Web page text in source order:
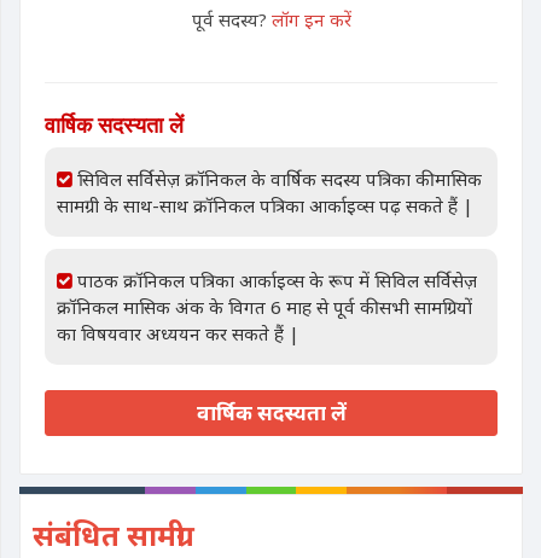
पूर्व सदस्य? लॉग इन करें
वार्षिक सदस्यता लें
सिविल सर्विसेज़ क्रॉनिकल के वार्षिक सदस्य पत्रिका की मासिक
सामग्री के साथ-साथ क्रॉनिकल पत्रिका आर्काइव्स पढ़ सकते हैं |
पाठक क्रॉनिकल पत्रिका आर्काइव्स के रूप में सिविल सर्विसेज़
क्रॉनिकल मासिक अंक के विगत 6 माह से पूर्व की सभी सामग्रियों
का विषयवार अध्ययन कर सकते हैं |
वार्षिक सदस्यता लें
संबंधित सामग्री